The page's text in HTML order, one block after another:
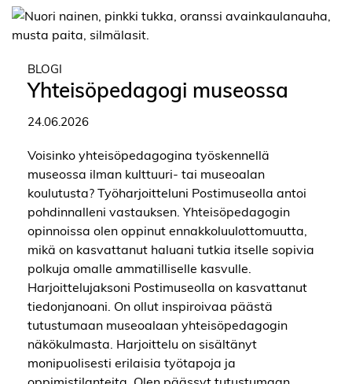
BLOGI
Yhteisöpedagogi museossa
24.06.2026
Voisinko yhteisöpedagogina työskennellä
museossa ilman kulttuuri- tai museoalan
koulutusta? Työharjoitteluni Postimuseolla antoi
pohdinnalleni vastauksen. Yhteisöpedagogin
opinnoissa olen oppinut ennakkoluulottomuutta,
mikä on kasvattanut haluani tutkia itselle sopivia
polkuja omalle ammatilliselle kasvulle.
Harjoittelujaksoni Postimuseolla on kasvattanut
tiedonjanoani. On ollut inspiroivaa päästä
tutustumaan museoalaan yhteisöpedagogin
näkökulmasta. Harjoittelu on sisältänyt
monipuolisesti erilaisia työtapoja ja